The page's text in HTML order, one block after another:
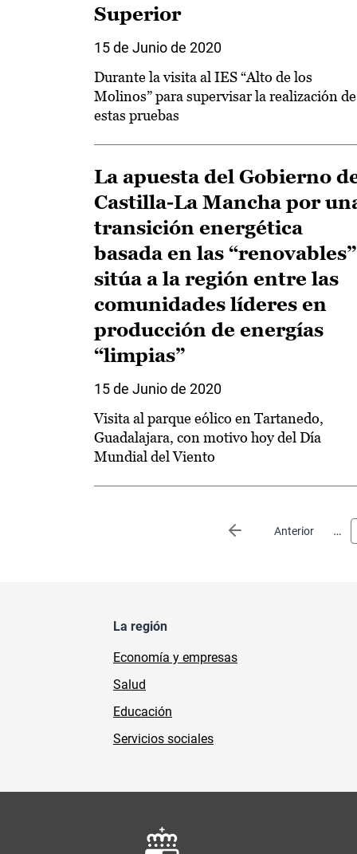
Superior
15 de Junio de 2020
Durante la visita al IES “Alto de los
Molinos” para supervisar la realización de
estas pruebas
La apuesta del Gobierno
Castilla-La Mancha por
transición energética
basada en las “renovables”
sitúa a la región entre las
comunidades líderes en
producción de energías
“limpias”
15 de Junio de 2020
Visita al parque eólico en Tartanedo,
Guadalajara, con motivo hoy del Día
Mundial del Viento
Anterior
Página anterior …
La región
Economía y empresas
Salud
Educación
Servicios sociales